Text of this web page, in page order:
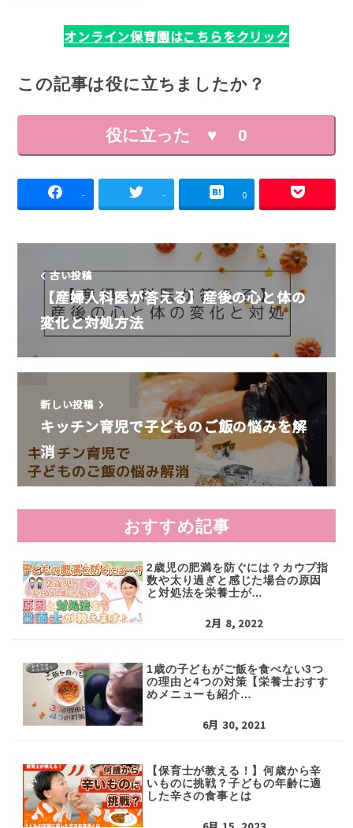
オンライン保育園はこちらをクリック
この記事は役に立ちましたか？
役に立った ♥ 0
- - 0
古い投稿
【産婦人科医が答える】産後の心と体の
変化と対処方法
新しい投稿
キッチン育児で子どものご飯の悩みを解
消
おすすめ記事
2歳児の肥満を防ぐには？カウプ指
数や太り過ぎと感じた場合の原因
と対処法を栄養士が…
2月 8, 2022
1歳の子どもがご飯を食べない3つ
の理由と4つの対策【栄養士おすす
めメニューも紹介…
6月 30, 2021
【保育士が教える！】何歳から辛
いものに挑戦？子どもの年齢に適
した辛さの食事とは